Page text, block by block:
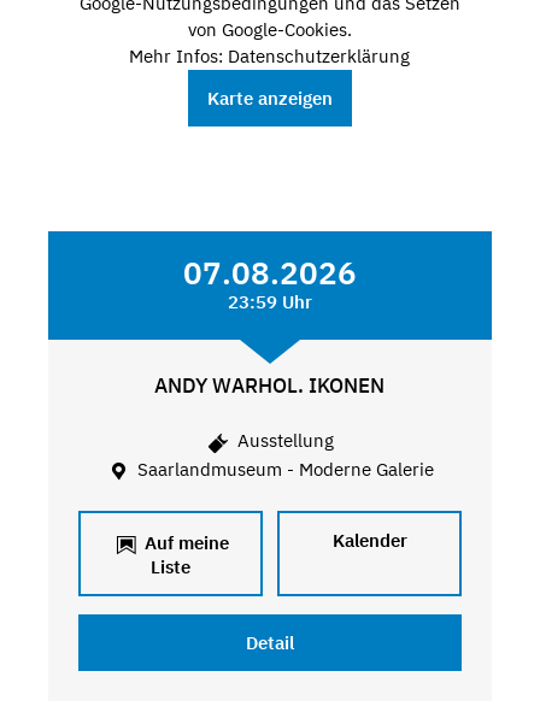
von Google-Cookies.
Mehr Infos: Datenschutzerklärung
Karte anzeigen
07.08.2026
23:59 Uhr
ANDY WARHOL. IKONEN
Ausstellung
Saarlandmuseum - Moderne Galerie
Auf meine
Liste
Kalender
Detail